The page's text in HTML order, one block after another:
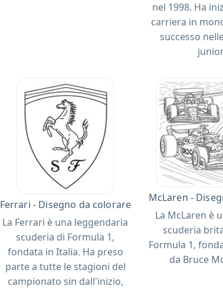
nel 1998. Ha
carriera in
successo
Ferrari - Disegno da colorare
La Ferrari è una leggendaria
scuderia di Formula 1,
fondata in Italia. Ha preso
parte a tutte le stagioni del
campionato sin dall'inizio,
McLaren -
La McLaren è
scuderia
Formula 1,
da Bruce